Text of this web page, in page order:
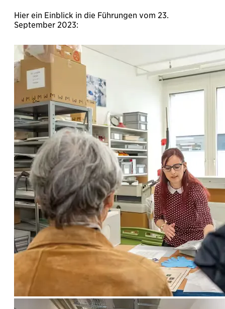
Hier ein Einblick in die Führungen vom 23.
September 2023: